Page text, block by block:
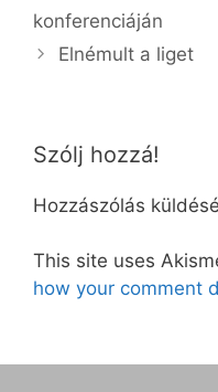
konferenciáján
Elnémult a liget
Szólj hozzá!
Hozzászólás
This site uses
how your comment